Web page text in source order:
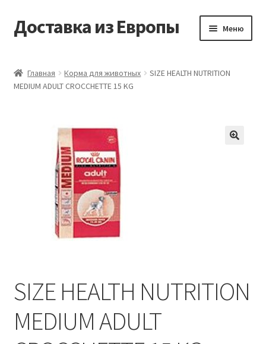
Перейти
к
Перейти
к
Доставка из Европы Меню
Доставка из Европы
Мой аккаунт
Главная Корма для животных
SIZE HEALTH NUTRITION
MEDIUM ADULT CROCCHETTE 15 KG
SIZE HEALTH NUTRITION
MEDIUM ADULT